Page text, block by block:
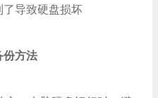
导致硬盘损坏
份方法